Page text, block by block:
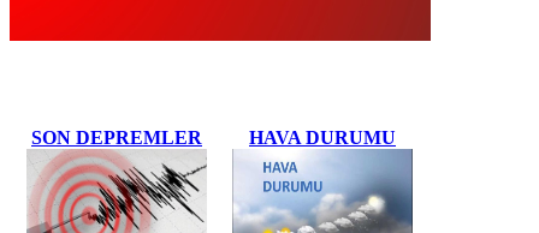
SON DEPREMLER HAVA DURUMU